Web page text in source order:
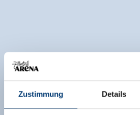
Zustimmung Details